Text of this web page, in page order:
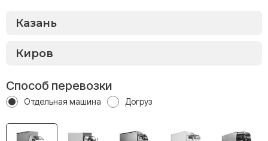
Способ перевозки
Отдельная машина Догруз